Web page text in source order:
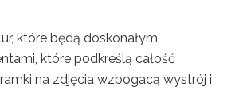
które będą doskonałym
które podkreślą całość
na zdjęcia wzbogacą wystrój i